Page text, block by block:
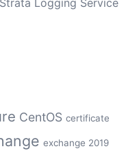
Logging Service
CentOS certificate
exchange 2019